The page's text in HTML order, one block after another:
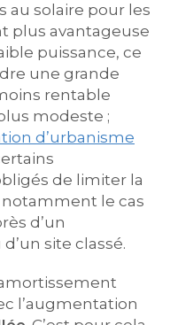
au solaire pour les
plus avantageuse
puissance, ce
une grande
rentable
modeste ;
d’urbanisme
de limiter la
notamment le cas
d’un
site classé.
l’augmentation